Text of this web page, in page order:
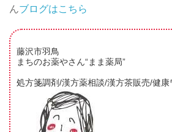
んブログはこちら
藤沢市羽鳥
まちのお薬やさん“まま薬局”
処方箋調剤/漢方薬相談/漢方茶販売/健